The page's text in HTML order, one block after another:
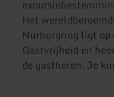
Het
Nürburgring ligt op
Gastvrijheid en
de gastheren. Je